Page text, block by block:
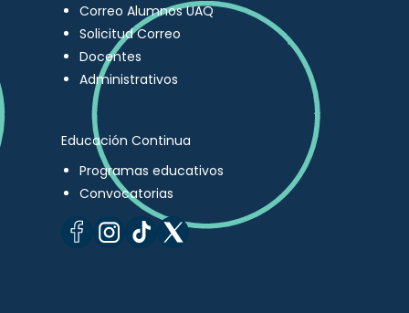
Correo Alumnos UAQ
Solicitud Correo
Docentes
Administrativos
Educación Continua
Programas educativos
Convocatorias